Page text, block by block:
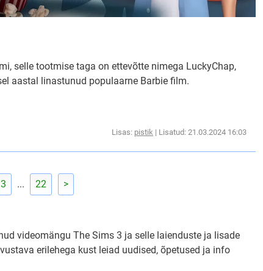
selle tootmise taga on ettevõtte nimega LuckyChap,
aastal linastunud populaarne Barbie film.
Lisas: pistik | Lisatud: 21.03.2024 16:03
3 ... 22 >
videomängu The Sims 3 ja selle laienduste ja lisade
erilehega kust leiad uudised, õpetused ja info